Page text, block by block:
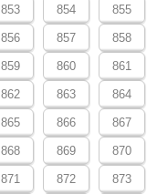
853 854 855
856 857 858
859 860 861
862 863 864
865 866 867
868 869 870
871 872 873